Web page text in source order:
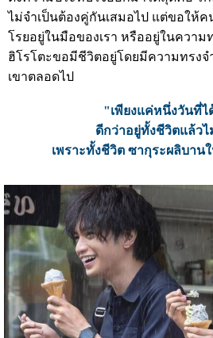
ไม่จำเป็นต้องคู่กันเสมอไป แต่ขอให้ค
โรยอยู่ในมือของเรา หรืออยู่ในความ
ฮิโรโตะขอมีชีวิตอยู่โดยมีความทรงจ
เขาตลอดไป
"เพียงแค่หนึ่งวันที่ไ
ดีกว่าอยู่ทั้งชีวิตแล้วไ
เพราะทั้งชีวิต ซากุระผลิบาน